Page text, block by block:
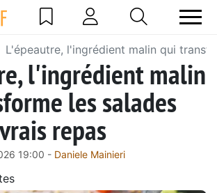
L'épeautre, l'ingrédient malin qui
l'ingrédient malin
les salades
repas
19:00 - Daniele Mainieri